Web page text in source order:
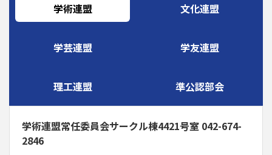
学術連盟 文化連盟
学芸連盟 学友連盟
理工連盟 準公認部会
学術連盟常任委員会サークル棟4421号室 042-674-
2846